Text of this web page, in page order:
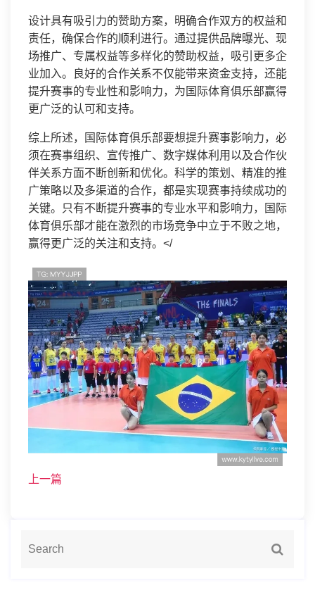
设计具有吸引力的赞助方案，明确合作双方的权益和
责任，确保合作的顺利进行。通过提供品牌曝光、现
场推广、专属权益等多样化的赞助权益，吸引更多企
业加入。良好的合作关系不仅能带来资金支持，还能
提升赛事的专业性和影响力，为国际体育俱乐部赢得
更广泛的认可和支持。
综上所述，国际体育俱乐部要想提升赛事影响力，必
须在赛事组织、宣传推广、数字媒体利用以及合作伙
伴关系方面不断创新和优化。科学的策划、精准的推
广策略以及多渠道的合作，都是实现赛事持续成功的
关键。只有不断提升赛事的专业水平和影响力，国际
体育俱乐部才能在激烈的市场竞争中立于不败之地，
赢得更广泛的关注和支持。</
上一篇